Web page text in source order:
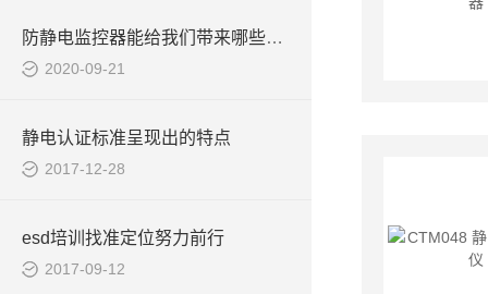
防静电监控器能给我们带来哪些帮助呢？
2020-09-21
静电认证标准呈现出的特点
2017-12-28
esd培训找准定位努力前行
2017-09-12